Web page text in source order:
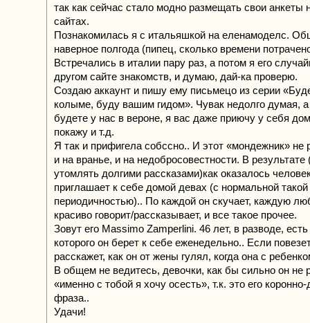
так как сейчас стало модно размещать свои анкеты
сайтах.
Познакомилась я с итальяшкой на еленамоделс.
наверное полгода (пипец, сколько времени
Встречались в италии пару раз, а потом я его
другом сайте знакомств, и думаю, дай-ка проверю.
Создаю аккаунт и пишу ему письмецо из серии
колыме, буду вашим гидом». Чувак недолго думая,
будете у нас в вероне, я вас даже приючу у себя
покажу и т.д.
Я так и прифигела собссно.. И этот «мондежник» не
и на вранье, и на недобросовестности. В результате
утомлять долгими рассказами)как оказалось
приглашает к себе домой девах (с нормальной такой
периодичностью).. По каждой он скучает, каждую
красиво говорит/рассказывает, и все такое прочее.
Зовут его Massimo Zamperlini. 46 лет, в разводе,
которого он берет к себе еженедельно.. Если
расскажет, как он от жены гулял, когда она с
В общем не ведитесь, девочки, как бы сильно он не
«именно с тобой я хочу осесть», т.к. это его
фраза..
Удачи!